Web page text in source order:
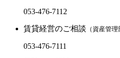
053-476-7112
賃貸経営のご相談 （資産管理
053-476-7111